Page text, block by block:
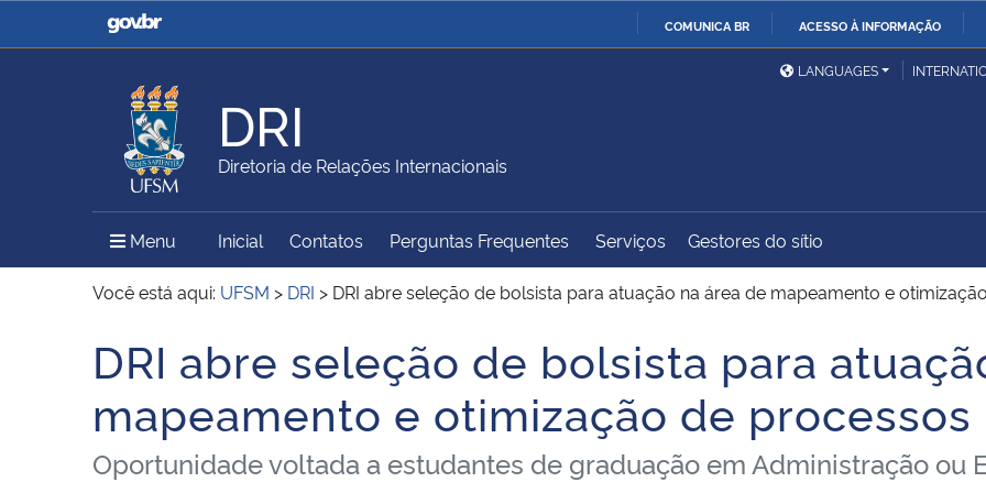
COMUNICA BR ACESSO À INFORMAÇÃO
Casa Civil
Ministério da Justiça e
Ministério da Defesa
Ministério das Relações
Exteriores
Ministério da Agricultura,
Pecuária e Abastecimento
Ministério do Meio Ambiente Ministério do Turismo
Ministério do
Desenvolvimento Regional
Controladoria-Geral da
União
Secretaria de Governo
Gabinete de Segurança
Institucional
Advocacia-Geral da União Banco Central do Brasil
LANGUAGES
DRI
Diretoria de Relações Internacionais
Menu Menu Principal do Sítio
Inicial Contatos Perguntas Frequentes Serviços Gestores do sítio
Você está aqui: UFSM > DRI > DRI abre seleção de bolsista para atuação na área de mapeamento e
Início do conteúdo
DRI abre seleção de bolsista para
mapeamento e otimização de processos
Oportunidade voltada a estudantes de graduação em Administração ou